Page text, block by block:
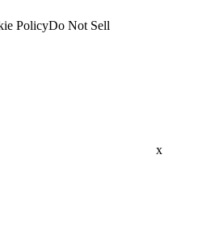
PolicyDo Not Sell
x